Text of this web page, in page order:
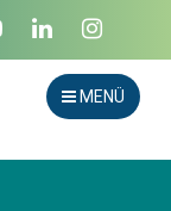
MENÜ